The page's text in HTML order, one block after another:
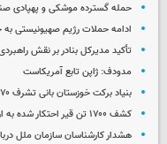
حمله گسترده موشکی و پهپادی
ادامه حملات رژیم صهیونیستی به
تأکید مدیرکل بنادر بر نقش
مدودف: ژاپن تابع آمریکاست
بنیاد برکت خوزستان بانی تشرف ۳۷۰ نفر به راهپیمایی اربعین حسینی
کشف ۱۷۰۰ تن قیر احتکار شده به ارزش ۱.۷ هزار میلیارد تومان در هرمزگان
هشدار کارشناسان سازمان ملل